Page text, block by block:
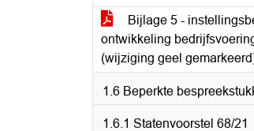
Bijlage 5 -
ontwikkeling
(wijziging geel
1.6 Beperkte
1.6.1 Statenvoorstel 68/21